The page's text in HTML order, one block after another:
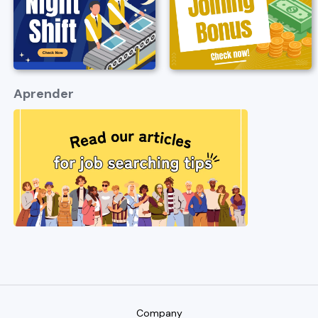
Aprender
Company